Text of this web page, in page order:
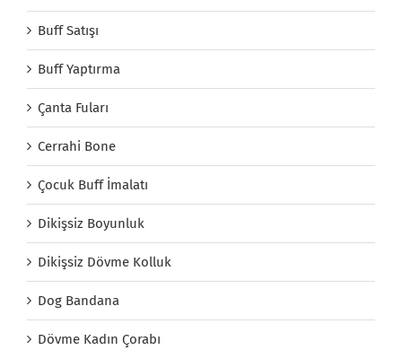
Buff Satışı
Buff Yaptırma
Çanta Fuları
Cerrahi Bone
Çocuk Buff İmalatı
Dikişsiz Boyunluk
Dikişsiz Dövme Kolluk
Dog Bandana
Dövme Kadın Çorabı